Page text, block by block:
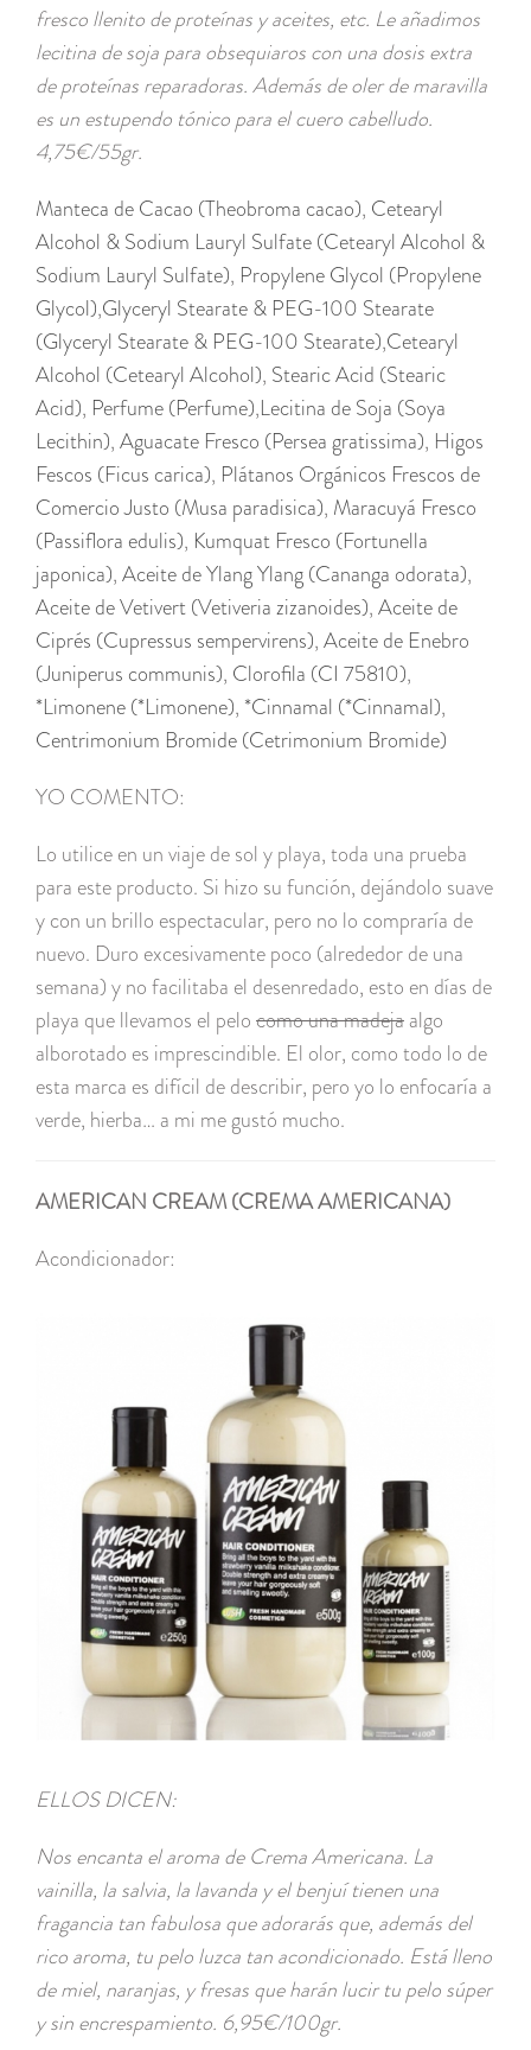
fresco llenito de proteínas y aceites, etc. Le añadimos
lecitina de soja para obsequiaros con una dosis extra
de proteínas reparadoras. Además de oler de maravilla
es un estupendo tónico para el cuero cabelludo.
4,75€/55gr.
Manteca de Cacao (Theobroma cacao), Cetearyl
Alcohol & Sodium Lauryl Sulfate (Cetearyl Alcohol &
Sodium Lauryl Sulfate), Propylene Glycol (Propylene
Glycol),Glyceryl Stearate & PEG-100 Stearate
(Glyceryl Stearate & PEG-100 Stearate),Cetearyl
Alcohol (Cetearyl Alcohol), Stearic Acid (Stearic
Acid), Perfume (Perfume),Lecitina de Soja (Soya
Lecithin),Aguacate Fresco (Persea gratissima), Higos
Fescos (Ficus carica), Plátanos Orgánicos Frescos de
Comercio Justo (Musa paradisica), Maracuyá Fresco
(Passiflora edulis), Kumquat Fresco (Fortunella
japonica),Aceite de Ylang Ylang (Cananga odorata),
Aceite de Vetivert (Vetiveria zizanoides),Aceite de
Ciprés (Cupressus sempervirens),Aceite de Enebro
(Juniperus communis), Clorofila (CI 75810),
*Limonene (*Limonene), *Cinnamal (*Cinnamal),
Centrimonium Bromide (Cetrimonium Bromide)
YO COMENTO:
Lo utilice en un viaje de sol y playa, toda una prueba
para este producto. Si hizo su función, dejándolo suave
y con un brillo espectacular, pero no lo compraría de
nuevo. Duro excesivamente poco (alrededor de una
semana) y no facilitaba el desenredado, esto en días de
playa que llevamos el pelocomo una madejaalgo
alborotado es imprescindible. El olor, como todo lo de
esta marca es difícil de describir, pero yo lo enfocaría a
verde, hierba… a mi me gustó mucho.
AMERICAN CREAM (CREMA AMERICANA)
Acondicionador:
ELLOS DICEN:
Nos encanta el aroma de Crema Americana. La
vainilla, la salvia, la lavanda y el benjuí tienen una
fragancia tan fabulosa que adorarás que, además del
rico aroma, tu pelo luzca tan acondicionado. Está lleno
de miel, naranjas, y fresas que harán lucir tu pelo súper
y sin encrespamiento. 6,95€/100gr.